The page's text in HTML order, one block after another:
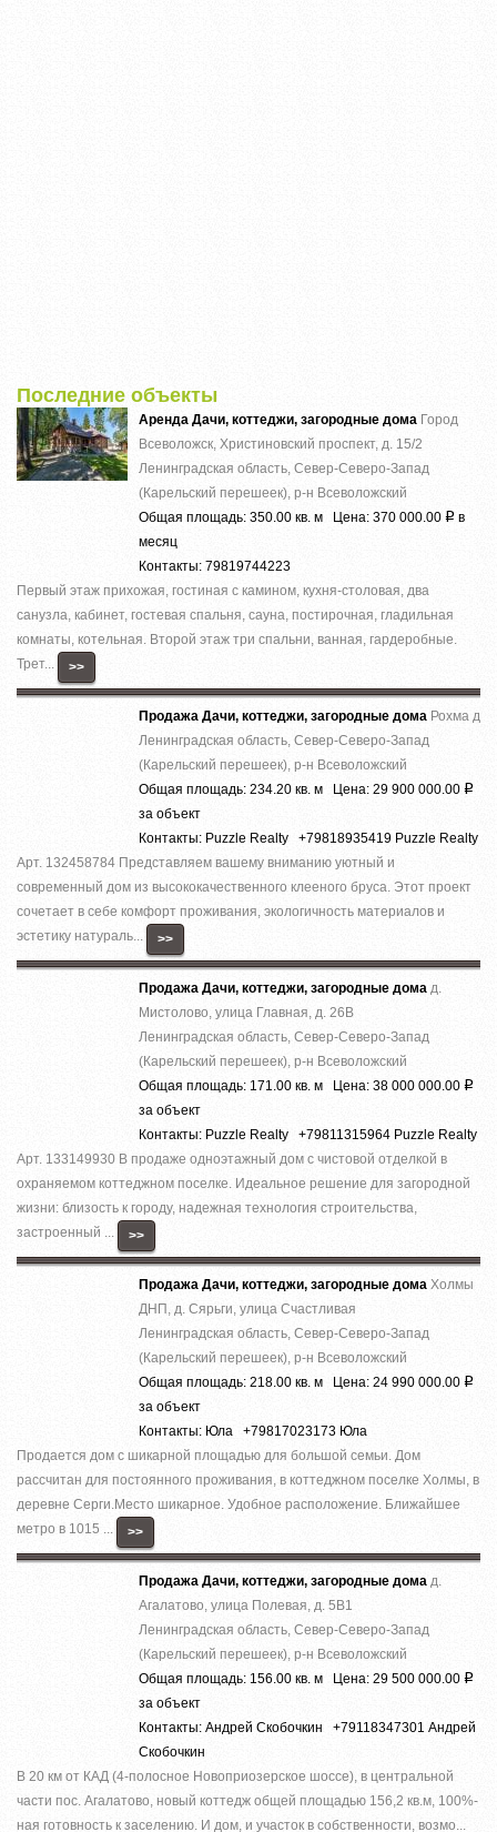
Последние объекты
Аренда Дачи, коттеджи, загородные дома Город
Всеволожск, Христиновский проспект, д. 15/2
Ленинградская область, Север-Северо-Запад
(Карельский перешеек), р-н Всеволожский
Общая площадь: 350.00 кв. м Цена: 370 000.00 Р в
месяц
Контакты: 79819744223
Первый этаж прихожая, гостиная с камином, кухня-столовая, два
санузла, кабинет, гостевая спальня, сауна, постирочная, гладильная
комнаты, котельная. Второй этаж три спальни, ванная, гардеробные.
Трет...
>>
Продажа Дачи, коттеджи, загородные дома Рохма д
Ленинградская область, Север-Северо-Запад
(Карельский перешеек), р-н Всеволожский
Общая площадь: 234.20 кв. м Цена: 29 900 000.00 Р
за объект
Контакты: Puzzle Realty +79818935419 Puzzle Realty
Арт. 132458784 Представляем вашему вниманию уютный и
современный дом из высококачественного клееного бруса. Этот проект
сочетает в себе комфорт проживания, экологичность материалов и
эстетику натураль...
>>
Продажа Дачи, коттеджи, загородные дома д.
Мистолово, улица Главная, д. 26В
Ленинградская область, Север-Северо-Запад
(Карельский перешеек), р-н Всеволожский
Общая площадь: 171.00 кв. м Цена: 38 000 000.00 Р
за объект
Контакты: Puzzle Realty +79811315964 Puzzle Realty
Арт. 133149930 В продаже одноэтажный дом с чистовой отделкой в
охраняемом коттеджном поселке. Идеальное решение для загородной
жизни: близость к городу, надежная технология строительства,
застроенный ...
>>
Продажа Дачи, коттеджи, загородные дома Холмы
ДНП, д. Сярьги, улица Счастливая
Ленинградская область, Север-Северо-Запад
(Карельский перешеек), р-н Всеволожский
Общая площадь: 218.00 кв. м Цена: 24 990 000.00 Р
за объект
Контакты: Юла +79817023173 Юла
Продается дом с шикарной площадью для большой семьи. Дом
рассчитан для постоянного проживания, в коттеджном поселке Холмы, в
деревне Серги.Место шикарное. Удобное расположение. Ближайшее
метро в 1015 ...
>>
Продажа Дачи, коттеджи, загородные дома д.
Агалатово, улица Полевая, д. 5В1
Ленинградская область, Север-Северо-Запад
(Карельский перешеек), р-н Всеволожский
Общая площадь: 156.00 кв. м Цена: 29 500 000.00 Р
за объект
Контакты: Андрей Скобочкин +79118347301 Андрей
Скобочкин
В 20 км от КАД (4-полосное Новоприозерское шоссе), в центральной
части пос. Агалатово, новый коттедж общей площадью 156,2 кв.м, 100%-
ная готовность к заселению. И дом, и участок в собственности, возмо...